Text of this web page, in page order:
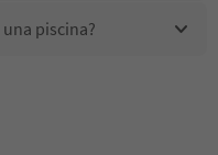
piscina?
domestici?
presso Pensione
l'Alto Adige